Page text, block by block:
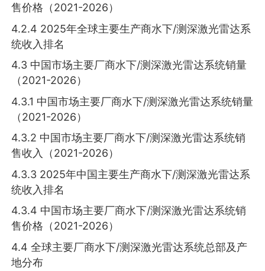
售价格（2021-2026）
4.2.4 2025年全球主要生产商水下/测深激光雷达系
统收入排名
4.3 中国市场主要厂商水下/测深激光雷达系统销量
（2021-2026）
4.3.1 中国市场主要厂商水下/测深激光雷达系统销量
（2021-2026）
4.3.2 中国市场主要厂商水下/测深激光雷达系统销
售收入（2021-2026）
4.3.3 2025年中国主要生产商水下/测深激光雷达系
统收入排名
4.3.4 中国市场主要厂商水下/测深激光雷达系统销
售价格（2021-2026）
4.4 全球主要厂商水下/测深激光雷达系统总部及产
地分布